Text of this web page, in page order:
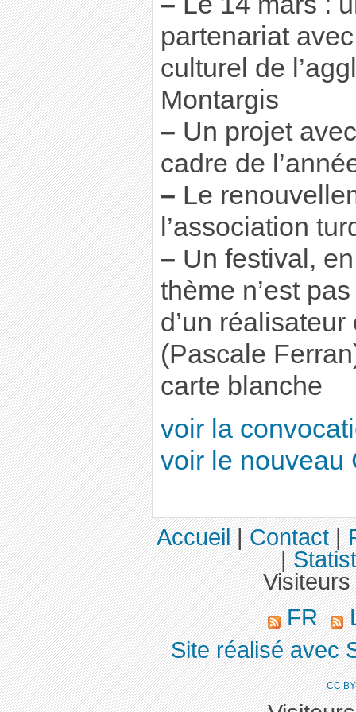
partenariat
culturel de
Montargis
– Un projet
cadre de
– Le
l’association
– Un festival,
thème n’est
d’un
(Pascale
carte blanche
voir la
voir le nouveau
Accueil|Contact|
|
FR
Site réalisé avec
CC